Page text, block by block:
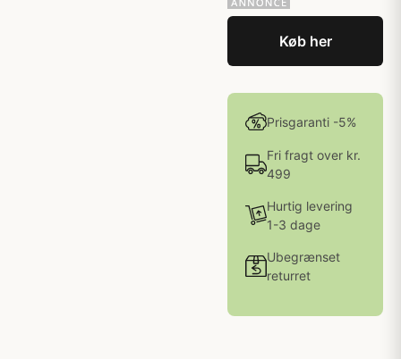
Køb her
Prisgaranti -5%
Fri fragt over kr.
499
Hurtig levering
1-3 dage
Ubegrænset
returret